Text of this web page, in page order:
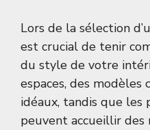
Lors de la sélection
est crucial de tenir
du style de votre
espaces, des
idéaux, tandis que les
peuvent accueillir des